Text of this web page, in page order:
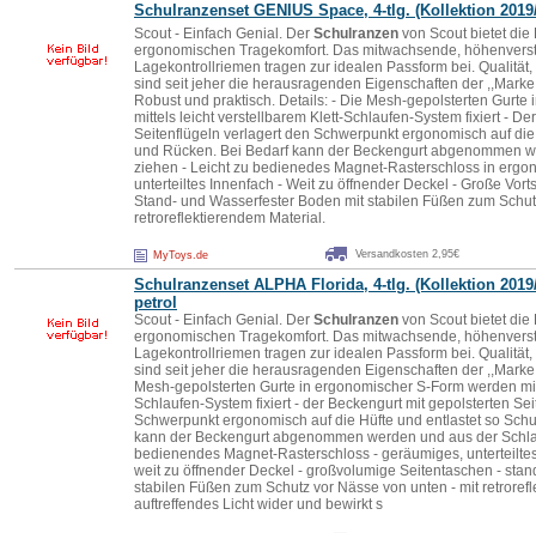
Schulranzenset GENIUS Space, 4-tlg. (Kollektion
Scout - Einfach Genial. Der Schulranzen von Scout bietet die
ergonomischen Tragekomfort. Das mitwachsende,
Lagekontrollriemen tragen zur idealen Passform bei.
sind seit jeher die herausragenden Eigenschaften der
Robust und praktisch. Details: - Die Mesh-gepolsterten
mittels leicht verstellbarem Klett-Schlaufen-System fixiert -
Seitenflügeln verlagert den Schwerpunkt ergonomisch auf
und Rücken. Bei Bedarf kann der Beckengurt abgenommen
ziehen - Leicht zu bedienedes Magnet-Rasterschloss in
unterteiltes Innenfach - Weit zu öffnender Deckel - Große
Stand- und Wasserfester Boden mit stabilen Füßen zum
retroreflektierendem Material.
MyToys.de Versandkosten 2,95€
Schulranzenset ALPHA Florida, 4-tlg. (Kollektion
petrol
Scout - Einfach Genial. Der Schulranzen von Scout bietet die
ergonomischen Tragekomfort. Das mitwachsende,
Lagekontrollriemen tragen zur idealen Passform bei.
sind seit jeher die herausragenden Eigenschaften der
Mesh-gepolsterten Gurte in ergonomischer S-Form werden
Schlaufen-System fixiert - der Beckengurt mit gepolsterten
Schwerpunkt ergonomisch auf die Hüfte und entlastet so
kann der Beckengurt abgenommen werden und aus der
bedienendes Magnet-Rasterschloss - geräumiges,
weit zu öffnender Deckel - großvolumige Seitentaschen -
stabilen Füßen zum Schutz vor Nässe von unten - mit
auftreffendes Licht wider und bewirkt s